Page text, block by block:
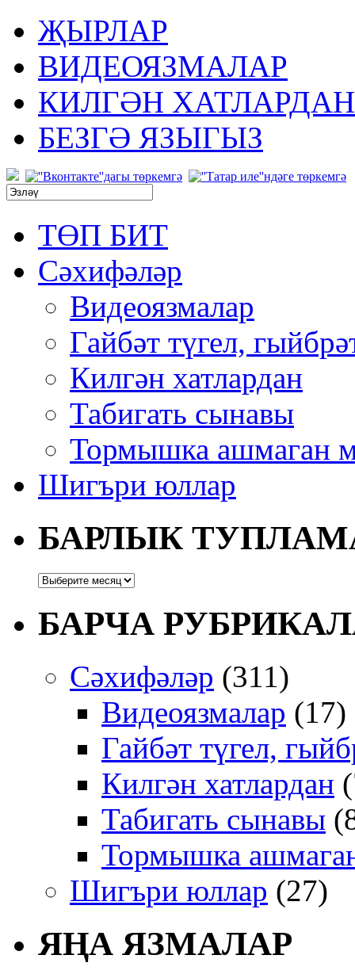
ҖЫРЛАР
ВИДЕОЯЗМАЛАР
КИЛГӘН ХАТЛАРДАН
БЕЗГӘ ЯЗЫГЫЗ
ТӨП БИТ
Сәхифәләр
Видеоязмалар
Гайбәт түгел,
Килгән хатлардан
Табигать сынавы
Тормышка ашмаган
Шигъри юллар
БАРЛЫК
БАРЧА
Сәхифәләр (311)
Видеоязмалар (17)
Гайбәт түгел,
Килгән хатлардан
Табигать сынавы
Тормышка
Шигъри юллар (27)
ЯҢА ЯЗМАЛАР